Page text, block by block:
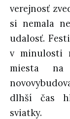
verejnosť
si nemala
udalosť.
v minulosti
miesta
dlhší čas
sviatky.